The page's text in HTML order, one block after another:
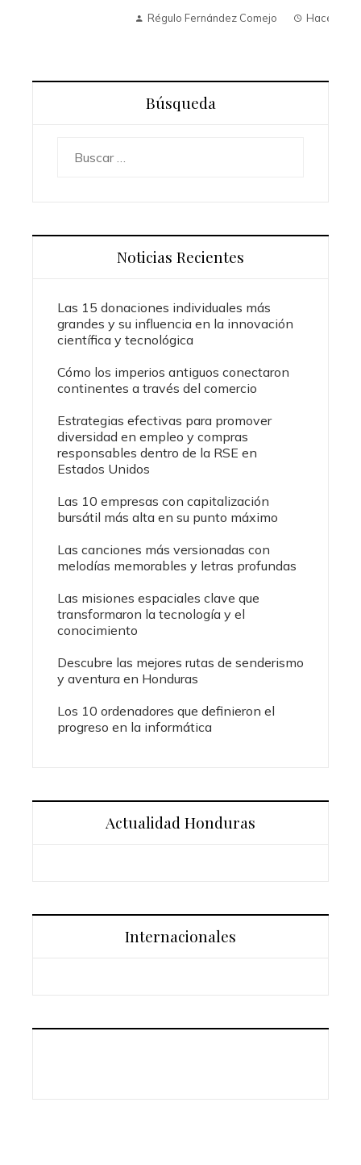
Régulo Fernández Comejo Hace 9 meses
Búsqueda
Noticias Recientes
Las 15 donaciones individuales más
grandes y su influencia en la innovación
científica y tecnológica
Cómo los imperios antiguos conectaron
continentes a través del comercio
Estrategias efectivas para promover
diversidad en empleo y compras
responsables dentro de la RSE en
Estados Unidos
Las 10 empresas con capitalización
bursátil más alta en su punto máximo
Las canciones más versionadas con
melodías memorables y letras profundas
Las misiones espaciales clave que
transformaron la tecnología y el
conocimiento
Descubre las mejores rutas de senderismo
y aventura en Honduras
Los 10 ordenadores que definieron el
progreso en la informática
Actualidad Honduras
Internacionales